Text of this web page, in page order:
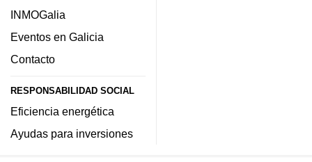
INMOGalia
Eventos en Galicia
Contacto
RESPONSABILIDAD SOCIAL
Eficiencia energética
Ayudas para inversiones